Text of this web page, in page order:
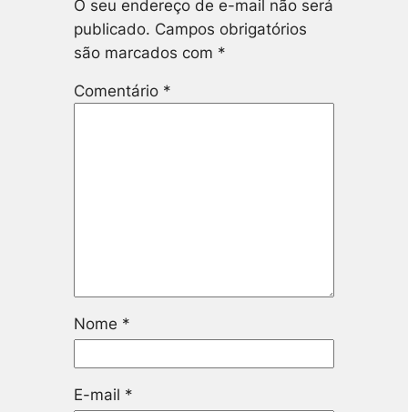
O seu endereço de e-mail não será
publicado. Campos obrigatórios
são marcados com *
Comentário *
Nome *
E-mail *